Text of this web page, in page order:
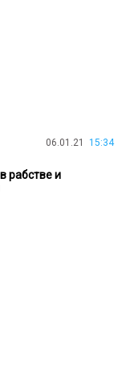
06.01.21 15:34
рабстве и